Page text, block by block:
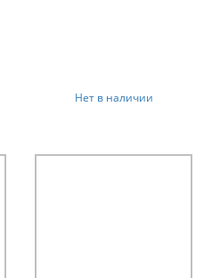
Нет в наличии